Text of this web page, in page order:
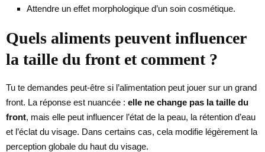
Attendre un effet morphologique d’un soin cosmétique.
Quels aliments peuvent influencer
la taille du front et comment ?
Tu te demandes peut-être si l’alimentation peut jouer sur un grand
front. La réponse est nuancée : elle ne change pas la taille du
front, mais elle peut influencer l’état de la peau, la rétention d’eau
et l’éclat du visage. Dans certains cas, cela modifie légèrement la
perception globale du haut du visage.